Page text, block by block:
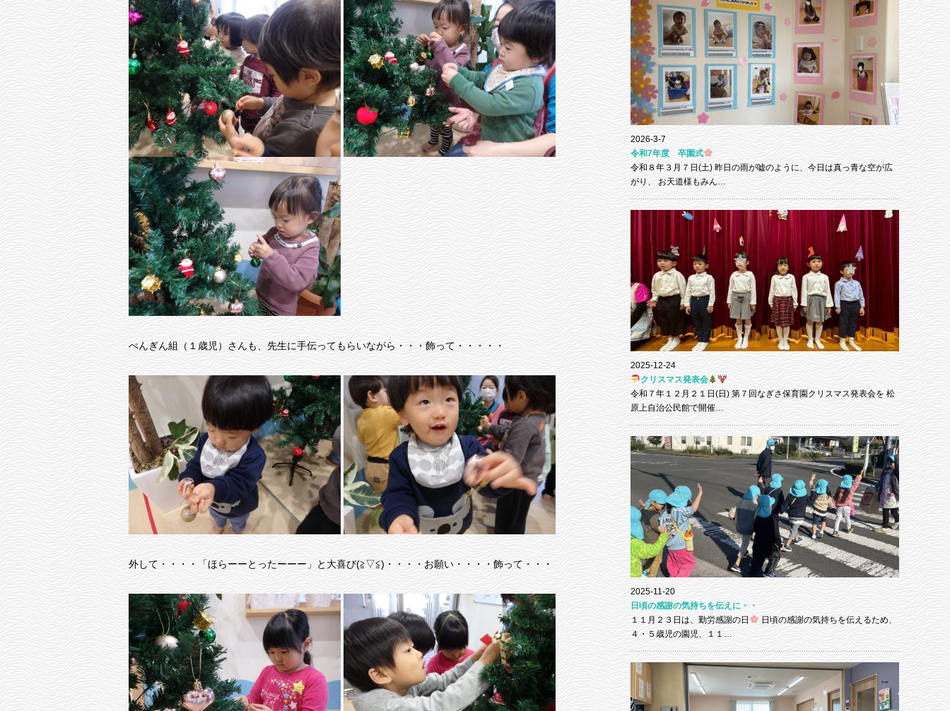
ぺんぎん組（１歳児）さんも、先生に手伝ってもらいながら・・・飾って・・・・・
外して・・・・「ほらーーとったーーー」と大喜び(≧▽≦)・・・・お願い・・・・飾って・・・
2026-3-7
令和7年度 卒園式
令和８年３月７日(土) 昨日の雨が嘘のように、今日は真っ青な空が広
がり、 お天道様もみん…
2025-12-24
クリスマス発表会
令和７年１２月２１日(日) 第７回なぎさ保育園クリスマス発表会を 松
原上自治公民館で開催…
2025-11-20
日頃の感謝の気持ちを伝えに・・
１１月２３日は、勤労感謝の日
日頃の感謝の気持ちを伝えるため、
４・５歳児の園児、１１…